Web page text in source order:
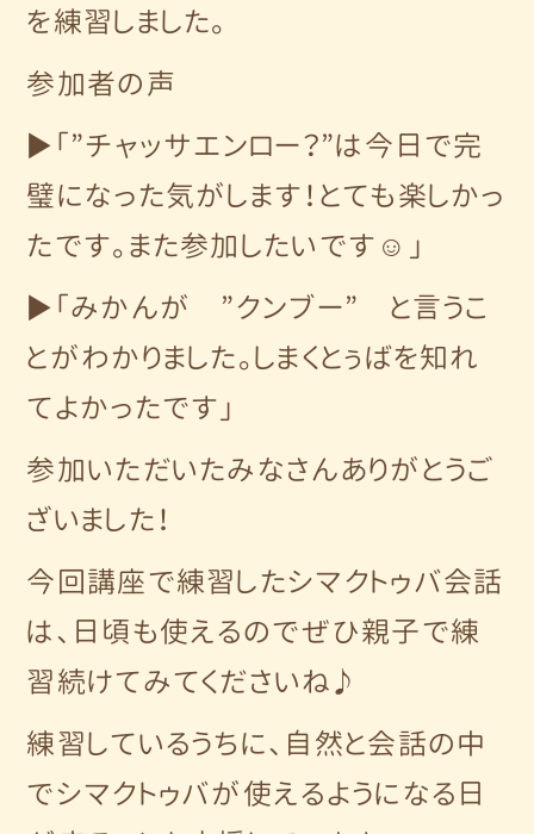
を練習しました。
参加者の声
▶「”チャッサエンロー？”は今日で完
璧になった気がします！とても楽しかっ
たです。また参加したいです☺」
▶「みかんが ”クンブー” と言うこ
とがわかりました。しまくとぅばを知れ
てよかったです」
参加いただいたみなさんありがとうご
ざいました！
今回講座で練習したシマクトゥバ会話
は、日頃も使えるのでぜひ親子で練
習続けてみてくださいね♪
練習しているうちに、自然と会話の中
でシマクトゥバが使えるようになる日